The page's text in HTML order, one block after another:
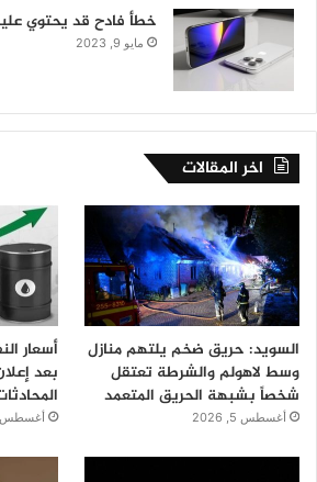
خطأ فادح قد يحتوي
مايو 9, 2023
اخر المقالات
السويد: حريق ضخم يلتهم منازل
وسط لاهولم والشرطة تعتقل
شخصاً بشبهة الحريق المتعمد
أغسطس 5, 2026
بعد
أغسطس 3, 2026